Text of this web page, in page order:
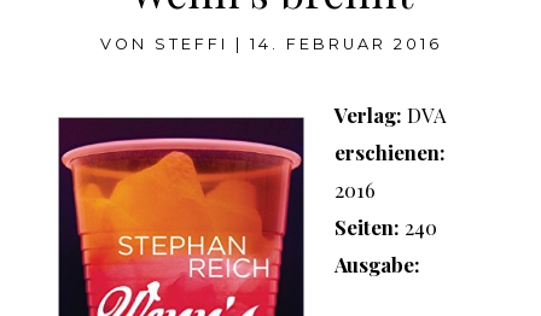
VON STEFFI 14. FEBRUAR 2016
Verlag: DVA
erschienen:
2016
Seiten: 240
Ausgabe: